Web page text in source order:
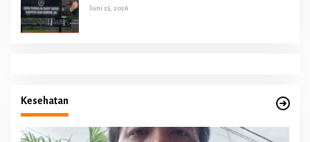
Juga Kegiatan Reses Dapil 45 Anggota Dewan
Juni 25, 2026
Kesehatan